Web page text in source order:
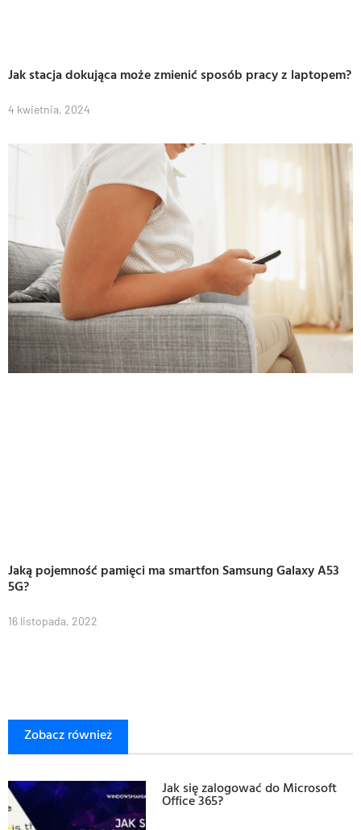
Jak stacja dokująca może zmienić sposób pracy z laptopem?
4 kwietnia, 2024
Jaką pojemność pamięci ma smartfon Samsung Galaxy A53
5G?
16 listopada, 2022
Zobacz również
Jak się zalogować do Microsoft
Office 365?